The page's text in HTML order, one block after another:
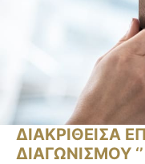
ΔΙΑΚΡΙΘΕΙΣΑ
ΔΙΑΓΩΝΙΣΜΟΥ ‘’